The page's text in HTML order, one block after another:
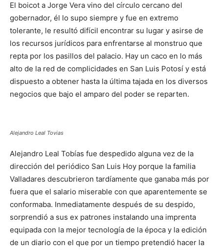
El boicot a Jorge Vera vino del círculo cercano del
gobernador, él lo supo siempre y fue en extremo
tolerante, le resultó difícil encontrar su lugar y asirse de
los recursos jurídicos para enfrentarse al monstruo que
repta por los pasillos del palacio. Hay un caco en lo más
alto de la red de complicidades en San Luis Potosí y está
dispuesto a obtener hasta la última tajada en los diversos
negocios que bajo el amparo del poder se reparten.
Alejandro Leal Tovias
Alejandro Leal Tobías fue despedido alguna vez de la
dirección del periódico San Luis Hoy porque la familia
Valladares descubrieron tardíamente que ganaba más por
fuera que el salario miserable con que aparentemente se
conformaba. Inmediatamente después de su despido,
sorprendió a sus ex patrones instalando una imprenta
equipada con la mejor tecnología de la época y la edición
de un diario con el que por un tiempo pretendió hacer la